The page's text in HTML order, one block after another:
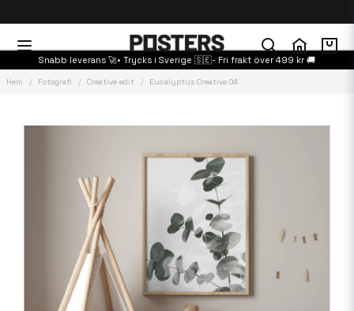
Snabb leverans 🚀• Trycks i Sverige 🇸🇪- Fri frakt över 499 kr 🚚
Hem Fotografi Creative edit Eucalyptus Creative 04